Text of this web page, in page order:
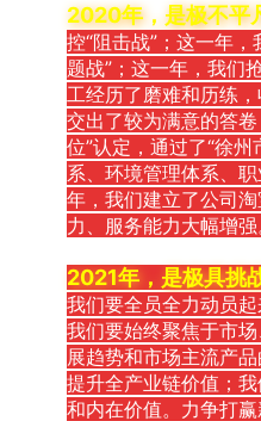
2020年，是极不平
控“阻击战”；这一年
题战”；这一年，我们
工经历了磨难和历练
交出了较为满意的答
位”认定，通过了“徐
系、环境管理体系、
年，我们建立了公司
力、服务能力大幅增
2021年，是极具挑
我们要全员全力动员
我们要始终聚焦于市
展趋势和市场主流产
提升全产业链价值；
和内在价值。力争打